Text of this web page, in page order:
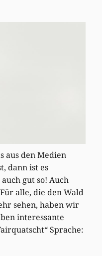
aus den Medien
dann ist es
gut so! Auch
alle, die den Wald
sehen, haben wir
interessante
Sprache: